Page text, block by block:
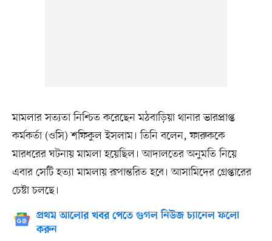
মামলার সত্যতা নিশ্চিত করেছেন মঠবাড়িয়া থানার ভারপ্রাপ্ত
কর্মকর্তা (ওসি) শফিকুল ইসলাম। তিনি বলেন, ফারুককে
মারধরের ঘটনায় মামলা হয়েছিল। আদালতের অনুমতি নিয়ে
এবার সেটি হত্যা মামলায় রূপান্তরিত হবে। আসামিদের গ্রেপ্তারের
চেষ্টা চলছে।
প্রথম আলোর খবর পেতে গুগল নিউজ চ্যানেল ফলো
করুন